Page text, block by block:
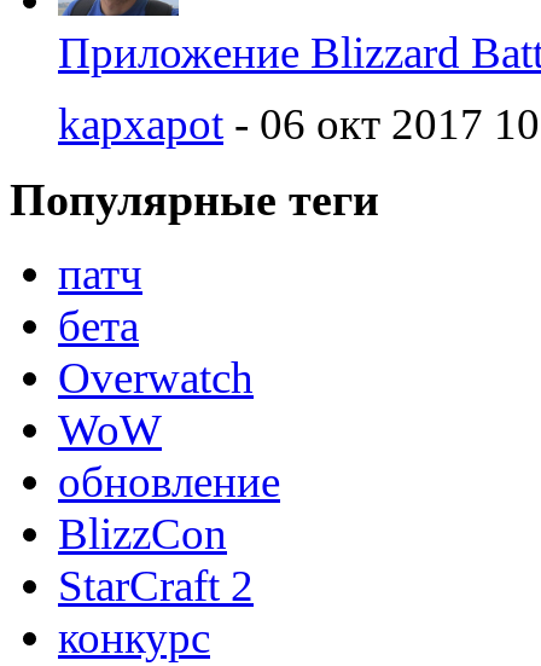
Приложение Blizzard
kapxapot - 06 окт 2017
Популярные теги
патч
бета
Overwatch
WoW
обновление
BlizzCon
StarCraft 2
конкурс